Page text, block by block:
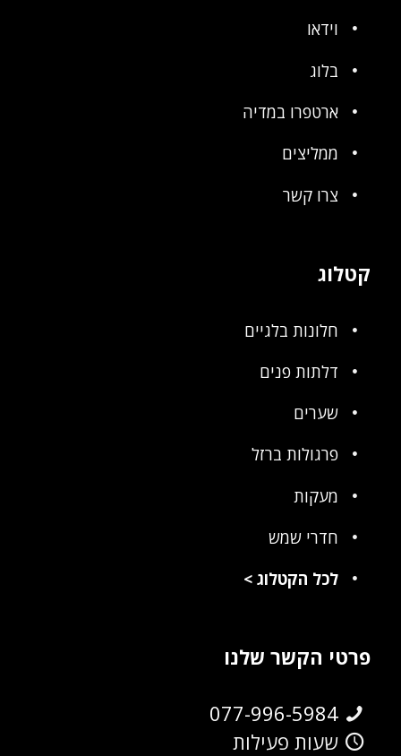
וידאו
בלוג
ארטפרו במדיה
ממליצים
צרו קשר
קטלוג
חלונות בלגיים
דלתות פנים
שערים
פרגולות ברזל
מעקות
חדרי שמש
לכל הקטלוג>
פרטי הקשר שלנו
077-996-5984
שעות פעילות